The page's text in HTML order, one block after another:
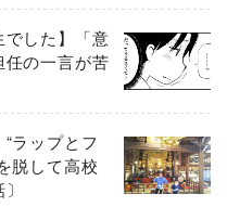
でした】「意
任の一言が苦
ラップとフ
脱して高校